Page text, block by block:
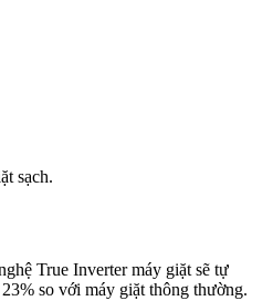
sạch.
True Inverter máy giặt sẽ tự
so với máy giặt thông thường.